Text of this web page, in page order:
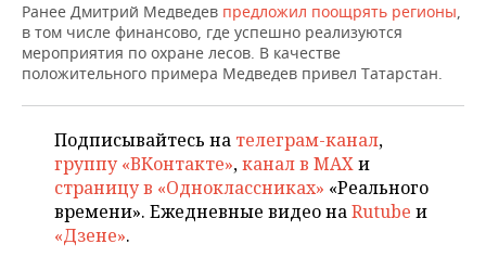
ОПК
ТРАНСПОРТ
УСЛУГИ
IT
МЕДИА
ТЕЛЕКОММУНИКАЦИИ
НОВОСТИ МЕРОПРИЯТИЙ
ВЫЕЗДНАЯ РЕДАКЦИЯ
БИЗНЕС-БРАНЧИ
ONLINE-КОНФЕРЕНЦИИ
ОТКРЫТАЯ ЛЕКЦИЯ
СПОРТ
НОВОСТИ СПОРТА
ФУТБОЛ
ХОККЕЙ
БАСКЕТБОЛ
ОБЩЕСТВО
НОВОСТИ ОБЩЕСТВА
ВЛАСТЬ
ИНФРАСТРУКТУРА
ФОТОГАЛЕРЕЯ
СЮЖЕТЫ
СПРАВОЧНИК
Ранее Дмитрий Медведев предложил поощрять регионы,
в том числе финансово, где успешно реализуются
мероприятия по охране лесов. В качестве
положительного примера Медведев привел Татарстан.
Подписывайтесь на телеграм-канал,
группу «ВКонтакте»,канал в MAXи
страницу в «Одноклассниках» «Реального
времени». Ежедневные видео наRutube и
«Дзене».